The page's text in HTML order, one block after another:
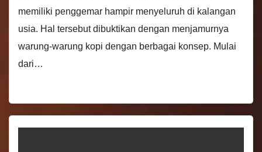
memiliki penggemar hampir menyeluruh di kalangan
usia. Hal tersebut dibuktikan dengan menjamurnya
warung-warung kopi dengan berbagai konsep. Mulai
dari…